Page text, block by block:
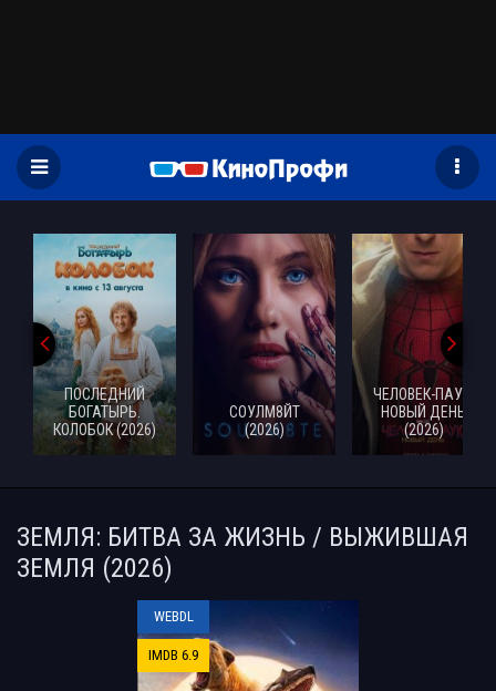
ПОСЛЕДНИЙ
БОГАТЫРЬ.
КОЛОБОК (2026)
СОУЛМ8ЙТ
(2026)
ЧЕЛОВЕК-ПАУК:
НОВЫЙ ДЕНЬ
(2026)
ЗЕМЛЯ: БИТВА ЗА ЖИЗНЬ / ВЫЖИВШАЯ
ЗЕМЛЯ (2026)
WEBDL
IMDB 6.9